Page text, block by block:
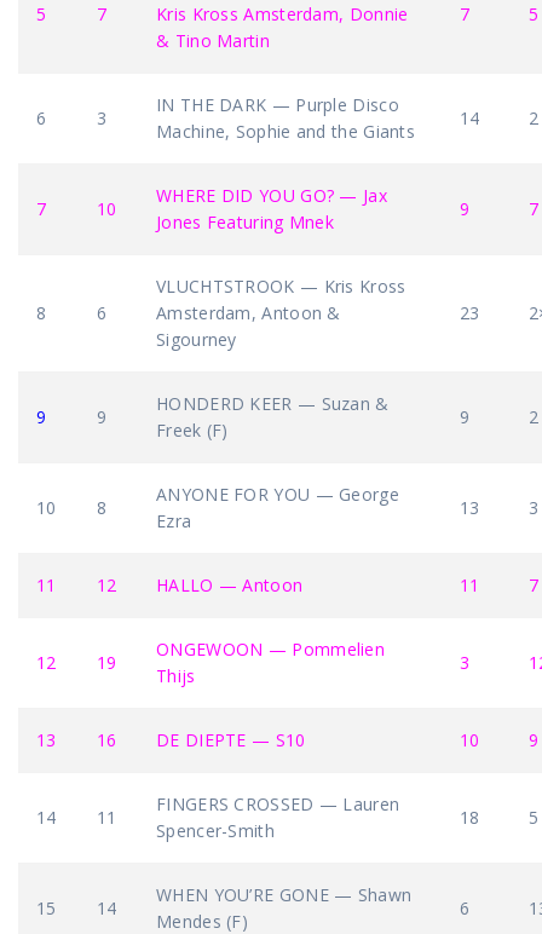
5 7
Kris Kross Amsterdam, Donnie
& Tino Martin
7 5
6 3
IN THE DARK — Purple Disco
Machine, Sophie and the Giants
14 2
7 10
WHERE DID YOU GO? — Jax
Jones Featuring Mnek
9 7
8 6
VLUCHTSTROOK — Kris Kross
Amsterdam, Antoon &
Sigourney
23
9 9
HONDERD KEER — Suzan &
Freek (F)
9 2
10 8
ANYONE FOR YOU — George
Ezra
13 3
11 12 HALLO — Antoon 11 7
12 19
ONGEWOON — Pommelien
Thijs
3
13 16 DE DIEPTE — S10 10 9
14 11
FINGERS CROSSED — Lauren
Spencer-Smith
18 5
15 14
WHEN YOU’RE GONE — Shawn
Mendes (F)
6